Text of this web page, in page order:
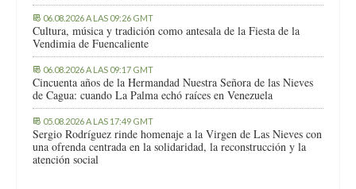
06.08.2026 A LAS 09:26 GMT
Cultura, música y tradición como antesala de la Fiesta de la
Vendimia de Fuencaliente
06.08.2026 A LAS 09:17 GMT
Cincuenta años de la Hermandad Nuestra Señora de las Nieves
de Cagua: cuando La Palma echó raíces en Venezuela
05.08.2026 A LAS 17:49 GMT
Sergio Rodríguez rinde homenaje a la Virgen de Las Nieves con
una ofrenda centrada en la solidaridad, la reconstrucción y la
atención social